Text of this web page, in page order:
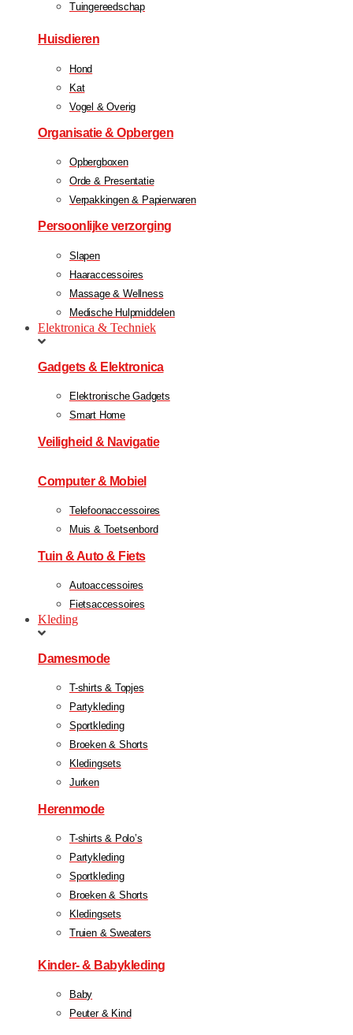
Tuingereedschap
Huisdieren
Hond
Kat
Vogel & Overig
Organisatie & Opbergen
Opbergboxen
Orde & Presentatie
Verpakkingen & Papierwaren
Persoonlijke verzorging
Slapen
Haaraccessoires
Massage & Wellness
Medische Hulpmiddelen
Elektronica & Techniek
Gadgets & Elektronica
Elektronische Gadgets
Smart Home
Veiligheid & Navigatie
Computer & Mobiel
Telefoonaccessoires
Muis & Toetsenbord
Tuin & Auto & Fiets
Autoaccessoires
Fietsaccessoires
Kleding
Damesmode
T-shirts & Topjes
Partykleding
Sportkleding
Broeken & Shorts
Kledingsets
Jurken
Herenmode
T-shirts & Polo’s
Partykleding
Sportkleding
Broeken & Shorts
Kledingsets
Truien & Sweaters
Kinder- & Babykleding
Baby
Peuter & Kind